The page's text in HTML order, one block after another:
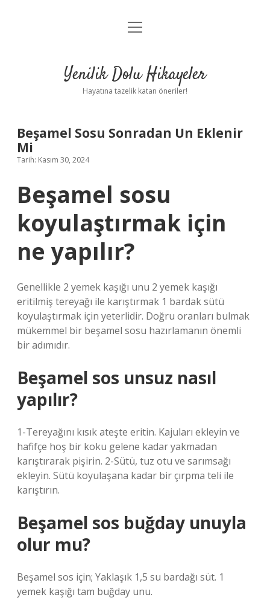
Anasayfa
Yasal Uyarı
menüyü
Yenilik Dolu Hikayeler
Hayatına tazelik katan öneriler!
Beşamel Sosu Sonradan Un Eklenir
Mi
Tarih: Kasım 30, 2024
Beşamel sosu
koyulaştırmak için
ne yapılır?
Genellikle 2 yemek kaşığı unu 2 yemek kaşığı
eritilmiş tereyağı ile karıştırmak 1 bardak sütü
koyulaştırmak için yeterlidir. Doğru oranları bulmak
mükemmel bir beşamel sosu hazırlamanın önemli
bir adımıdır.
Beşamel sos unsuz nasıl
yapılır?
1-Tereyağını kısık ateşte eritin. Kajuları ekleyin ve
hafifçe hoş bir koku gelene kadar yakmadan
karıştırarak pişirin. 2-Sütü, tuz otu ve sarımsağı
ekleyin. Sütü koyulaşana kadar bir çırpma teli ile
karıştırın.
Beşamel sos buğday unuyla
olur mu?
Beşamel sos için; Yaklaşık 1,5 su bardağı süt. 1
yemek kaşığı tam buğday unu.